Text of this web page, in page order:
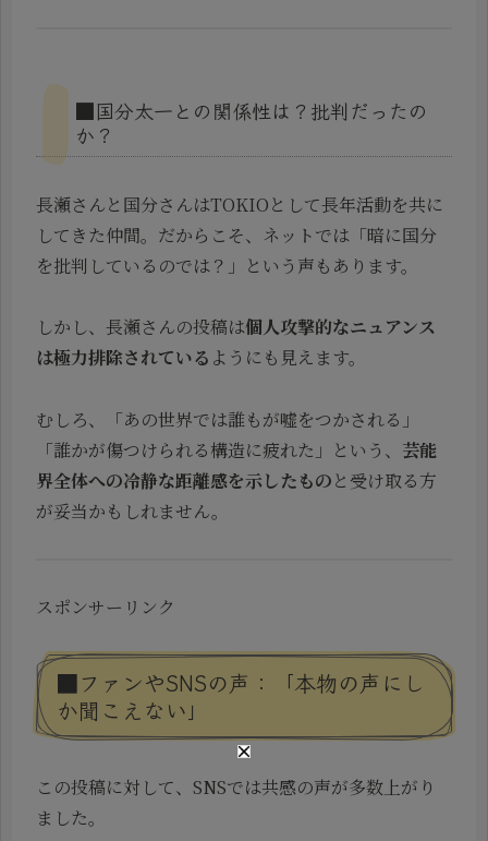
■国分太一との関係性は？批判だったの
か？
長瀬さんと国分さんはTOKIOとして長年活動を共に
してきた仲間。だからこそ、ネットでは「暗に国分
を批判しているのでは？」という声もあります。
しかし、長瀬さんの投稿は個人攻撃的なニュアンス
は極力排除されている ようにも見えます。
むしろ、「あの世界では誰もが嘘をつかされる」
「誰かが傷つけられる構造に疲れた」という、 芸能
界全体への冷静な距離感を示したものと受け取る方
が妥当かもしれません。
スポンサーリンク
■ファンやSNSの声：「本物の声にし
か聞こえない」
この投稿に対して、SNSでは共感の声が多数上がり
ました。